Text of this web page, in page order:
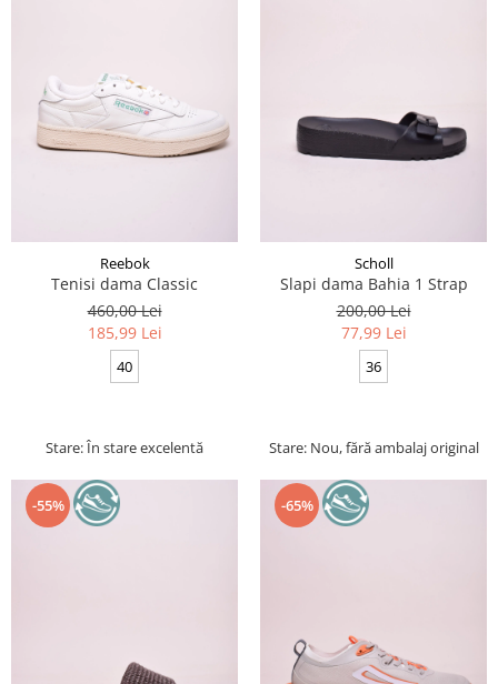
Reebok
Tenisi dama Classic
460,00 Lei
185,99 Lei
40
Stare: În stare excelentă
Scholl
Slapi dama Bahia 1 Strap
200,00 Lei
77,99 Lei
36
Stare: Nou, fără ambalaj original
-55% -65%